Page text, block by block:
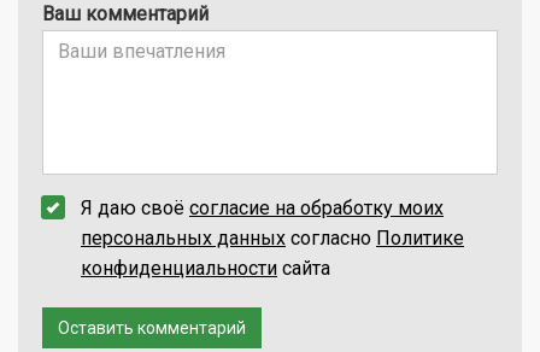
Ваш комментарий
Я даю своё согласие на обработку моих
персональных данных согласно Политике
конфиденциальности сайта
Оставить комментарий